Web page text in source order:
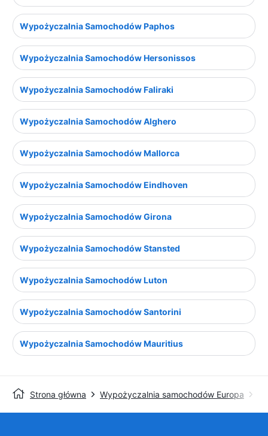
Wypożyczalnia Samochodów Paphos
Wypożyczalnia Samochodów Hersonissos
Wypożyczalnia Samochodów Faliraki
Wypożyczalnia Samochodów Alghero
Wypożyczalnia Samochodów Mallorca
Wypożyczalnia Samochodów Eindhoven
Wypożyczalnia Samochodów Girona
Wypożyczalnia Samochodów Stansted
Wypożyczalnia Samochodów Luton
Wypożyczalnia Samochodów Santorini
Wypożyczalnia Samochodów Mauritius
Strona główna Wypożyczalnia samochodów Europa